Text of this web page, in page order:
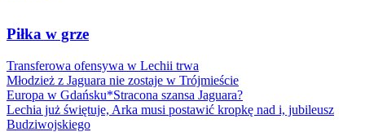
Piłka w grze
Transferowa ofensywa w Lechii trwa
Młodzież z Jaguara nie zostaje w Trójmieście
Europa w Gdańsku*Stracona szansa Jaguara?
Lechia już świętuje, Arka musi postawić kropkę nad i, jubileusz
Budziwojskiego